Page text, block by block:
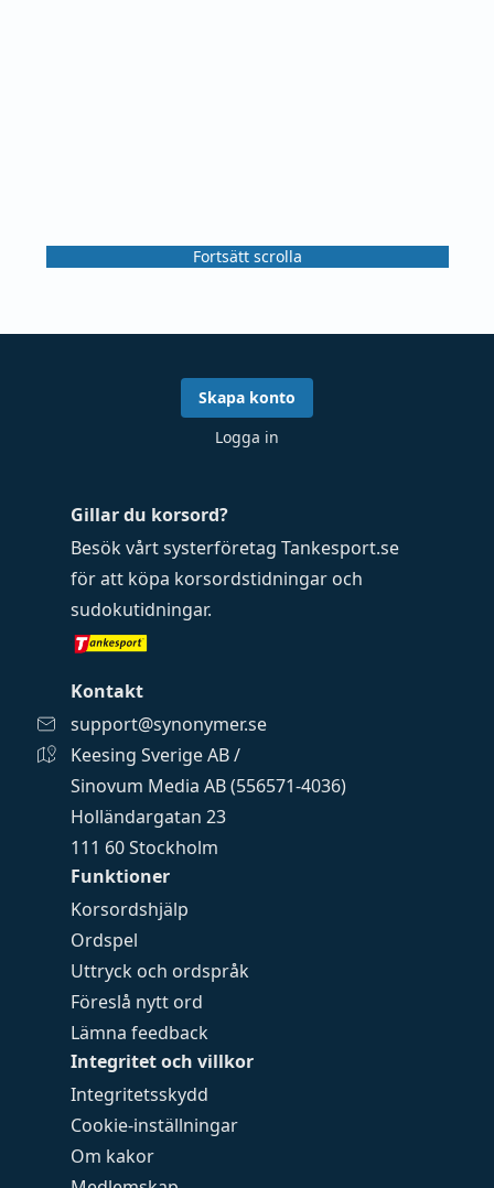
Fortsätt scrolla
Funktioner
Korsordshjälp
Ordspel
Uttryck och ordspråk
Föreslå nytt ord
Lämna feedback
Integritet och villkor
Integritetsskydd
Cookie-inställningar
Om kakor
Gillar du korsord?
Besök vårt systerföretag Tankesport.se
för att köpa korsordstidningar och
sudokutidningar.
Kontakt
support@synonymer.se
Keesing Sverige AB /
Sinovum Media AB (556571-4036)
Holländargatan 23
111 60 Stockholm
Skapa konto
Logga in